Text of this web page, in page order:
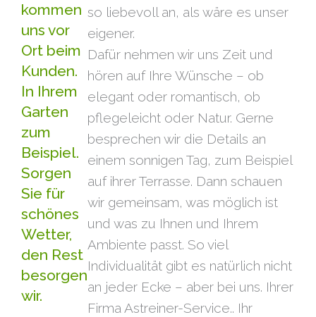
kommen
uns vor
Ort beim
Kunden.
In Ihrem
Garten
zum
Beispiel.
Sorgen
Sie für
schönes
Wetter,
den Rest
besorgen
wir.
so liebevoll an, als wäre es unser
eigener.
Dafür nehmen wir uns Zeit und
hören auf Ihre Wünsche – ob
elegant oder romantisch, ob
pflegeleicht oder Natur. Gerne
besprechen wir die Details an
einem sonnigen Tag, zum Beispiel
auf ihrer Terrasse. Dann schauen
wir gemeinsam, was möglich ist
und was zu Ihnen und Ihrem
Ambiente passt. So viel
Individualität gibt es natürlich nicht
an jeder Ecke – aber bei uns. Ihrer
Firma Astreiner-Service.. Ihr